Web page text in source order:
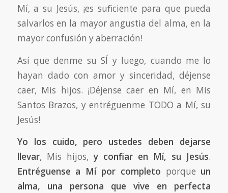
Mí, a su Jesús, ¡es suficiente para que pueda
salvarlos en la mayor angustia del alma, en la
mayor confusión y aberración!
Así que denme su SÍ y luego, cuando me lo
hayan dado con amor y sinceridad, déjense
caer, Mis hijos. ¡Déjense caer en Mí, en Mis
Santos Brazos, y entréguenme TODO a Mí, su
Jesús!
Yo los cuido, pero ustedes deben dejarse
llevar, Mis hijos,y confiar en Mí, su Jesús.
Entréguense a Mí por completo porque un
alma, una persona que vive en perfecta